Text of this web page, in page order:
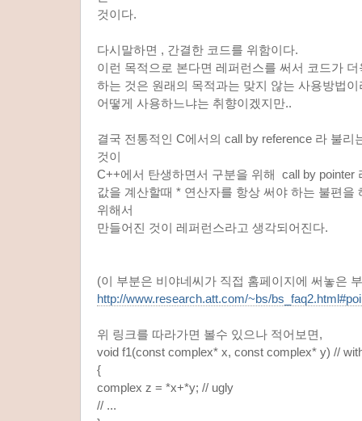
것이다.
다시말하면 , 간결한 코드를 위함이다.
이런 목적으로 본다면 레퍼런스를 써서 코드가
하는 것은 원래의 목적과는 맞지 않는 사용방법
어떻게 사용하느냐는 취향이겠지만..
결국 전통적인 C에서의 call by reference 라 불리
것이
C++에서 탄생하면서 구분을 위해 call by pointer
값을 계산할때 * 연산자를 항상 써야 하는 불편을
위해서
만들어진 것이 레퍼런스라고 생각되어진다.
(이 부분은 비야네씨가 직접 홈페이지에 써놓은
http://www.research.att.com/~bs/
위 링크를 따라가면 볼수 있으나 적어보면,
void f1(const complex* x, const complex* y) //
{
complex z = *x+*y; // ugly
// ...